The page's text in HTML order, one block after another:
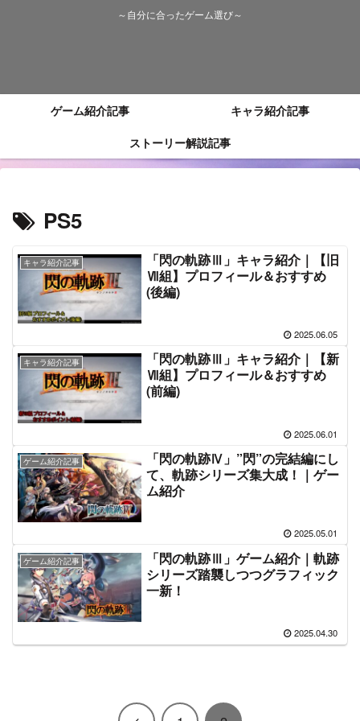
～自分に合ったゲーム選び～
ゲーム紹介記事
キャラ紹介記事
ストーリー解説記事
PS5
キャラ紹介記事
「閃の軌跡Ⅲ」キャラ紹介｜【旧
Ⅶ組】プロフィール＆おすすめ
(後編)
2025.06.05
キャラ紹介記事
「閃の軌跡Ⅲ」キャラ紹介｜【新
Ⅶ組】プロフィール＆おすすめ
(前編)
2025.06.01
ゲーム紹介記事
「閃の軌跡Ⅳ」”閃”の完結編にし
て、軌跡シリーズ集大成！｜ゲー
ム紹介
2025.05.01
ゲーム紹介記事
「閃の軌跡Ⅲ」ゲーム紹介｜軌跡
シリーズ踏襲しつつグラフィック
一新！
2025.04.30